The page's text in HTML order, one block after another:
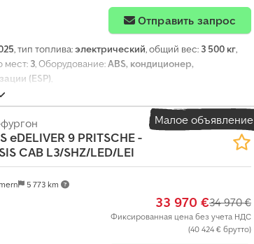
Отправить запрос
, тип топлива:электрический, общий вес: 3 500 кг,
мест: 3, Оборудование:ABS, кондиционер,
(ESP),
Малое объявление
5 773 km
eDELIVER 9 PRITSCHE -
CAB L3/SHZ/LED/LEI
33 970 €34 970 €
Фиксированная цена без учета НДС
(40 424 € брутто)
и
н
е
р
с
о
в
а